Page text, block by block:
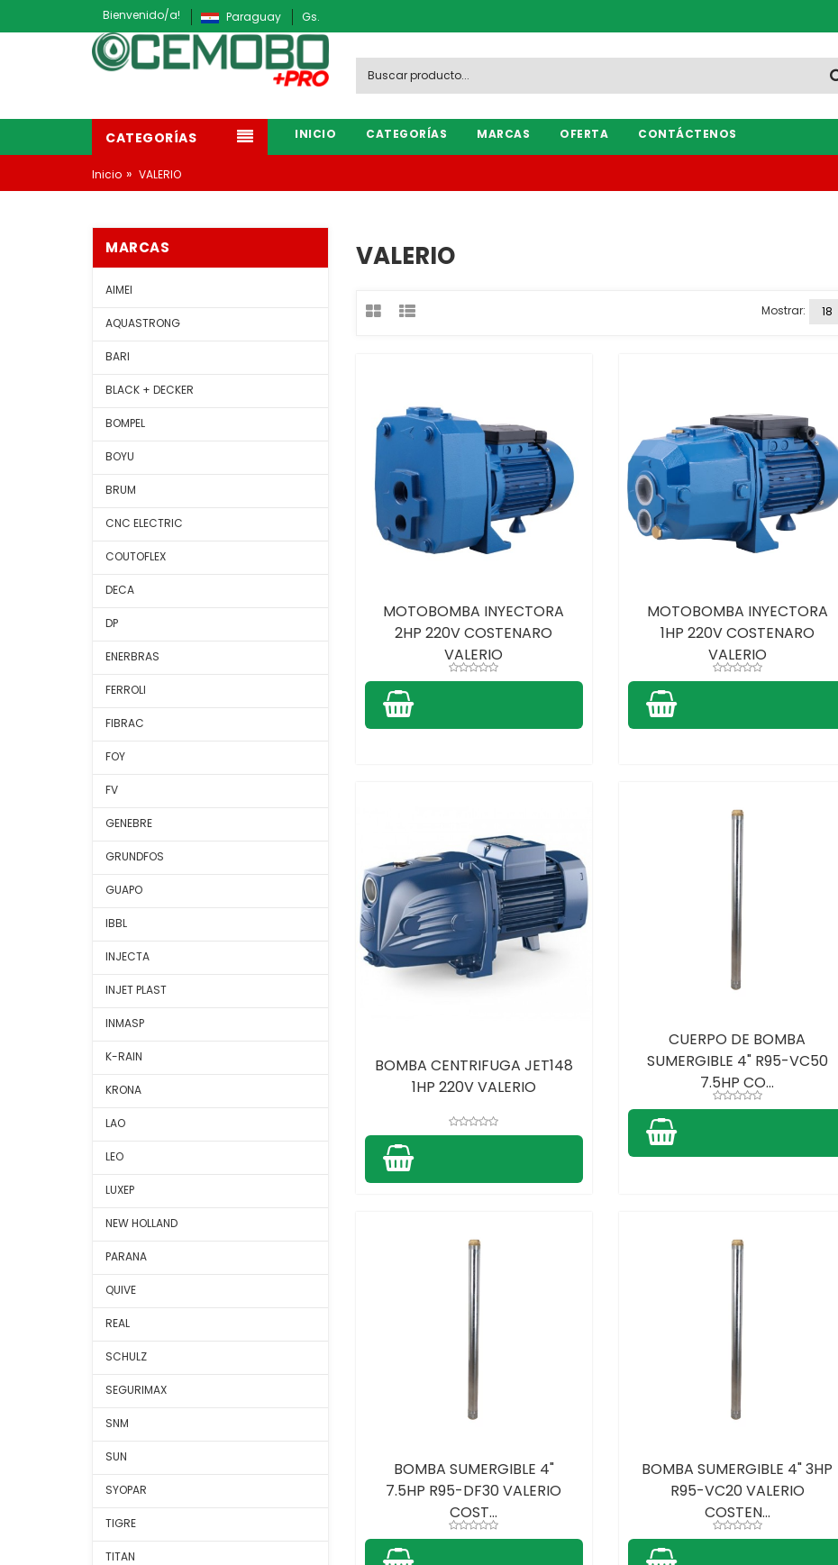
Bienvenido/a! Paraguay Gs.
CATEGORÍAS INICIO CATEGORÍAS MARCAS OFERTA CONTÁCTENOS
Inicio » VALERIO
VALERIO
Mostrar:
MOTOBOMBA INYECTORA
2HP 220V COSTENARO
VALERIO
MOTOBOMBA INYECTORA
1HP 220V COSTENARO
VALERIO
BOMBA CENTRIFUGA JET148
1HP 220V VALERIO
CUERPO DE BOMBA
SUMERGIBLE 4" R95-VC50
7.5HP CO...
BOMBA SUMERGIBLE 4"
7.5HP R95-DF30 VALERIO
COST...
BOMBA SUMERGIBLE 4" 3HP
R95-VC20 VALERIO
COSTEN...
MARCAS
AIMEI
AQUASTRONG
BARI
BLACK + DECKER
BOMPEL
BOYU
BRUM
CNC ELECTRIC
COUTOFLEX
DECA
DP
ENERBRAS
FERROLI
FIBRAC
FOY
FV
GENEBRE
GRUNDFOS
GUAPO
IBBL
INJECTA
INJET PLAST
INMASP
K-RAIN
KRONA
LAO
LEO
LUXEP
NEW HOLLAND
PARANA
QUIVE
REAL
SCHULZ
SEGURIMAX
SNM
SUN
SYOPAR
TIGRE
TITAN